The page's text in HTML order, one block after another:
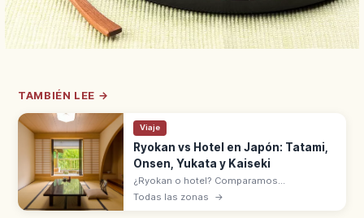
TAMBIÉN LEE →
Viaje
Ryokan vs Hotel en Japón: Tatami,
Onsen, Yukata y Kaiseki
¿Ryokan o hotel? Comparamos
habitaciones, comidas, onsen y normas del
Todas las zonas →